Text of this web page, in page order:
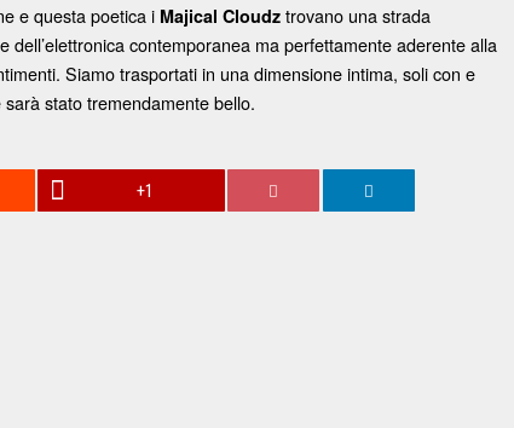
e questa poetica i Majical Cloudz trovano una strada
contemporanea ma perfettamente aderente alla
Siamo trasportati in una dimensione intima, soli con e
stato tremendamente bello.
+1